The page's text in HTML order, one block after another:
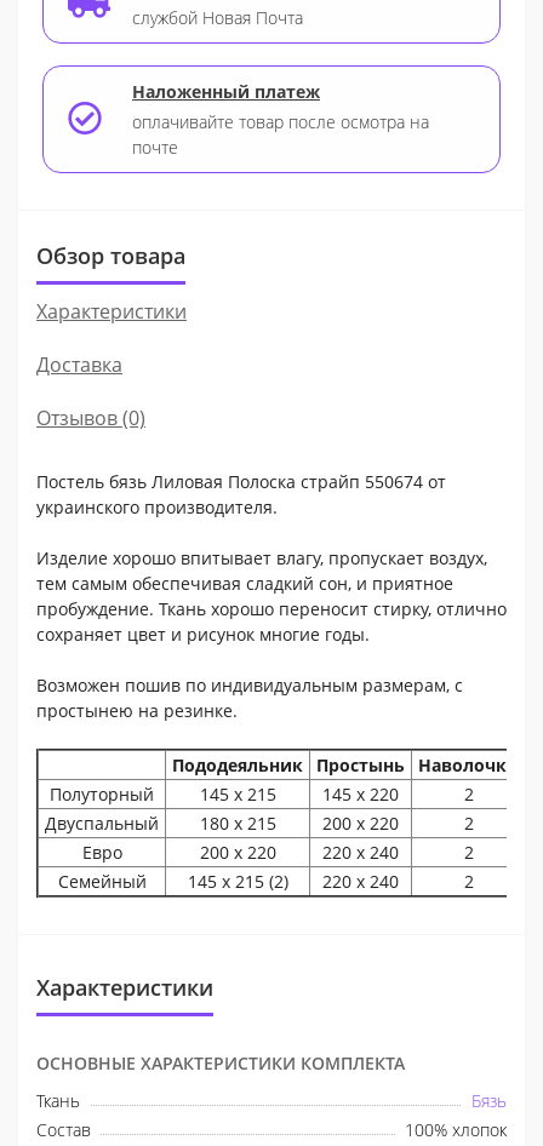
службой Новая Почта
Наложенный платеж
оплачивайте товар после осмотра на
почте
Обзор товара
Характеристики
Доставка
Отзывов (0)
Постель бязь Лиловая Полоска страйп 550674 от
украинского производителя.
Изделие хорошо впитывает влагу, пропускает воздух,
тем самым обеспечивая сладкий сон, и приятное
пробуждение. Ткань хорошо переносит стирку, отлично
сохраняет цвет и рисунок многие годы.
Возможен пошив по индивидуальным размерам, с
простынею на резинке.
Пододеяльник Простынь
Наволочки
Полуторный
145 х 215 145 х 220
2
Двуспальный
180 х 215 200 х 220
2
Евро
200 х 220 220 х 240
2
Семейный
145 х 215 (2) 220 х 240 2
Характеристики
ОСНОВНЫЕ ХАРАКТЕРИСТИКИ КОМПЛЕКТА
Ткань
Бязь
Состав
100% хлопок